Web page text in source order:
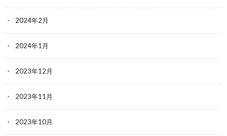
2024年2月
2024年1月
2023年12月
2023年11月
2023年10月